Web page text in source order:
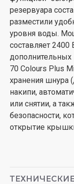
резервуара
разместили
уровня воды.
составляет 2400
70 Colours Plus
хранения шнура
накипи,
или снятии, а
безопасности,
открытие